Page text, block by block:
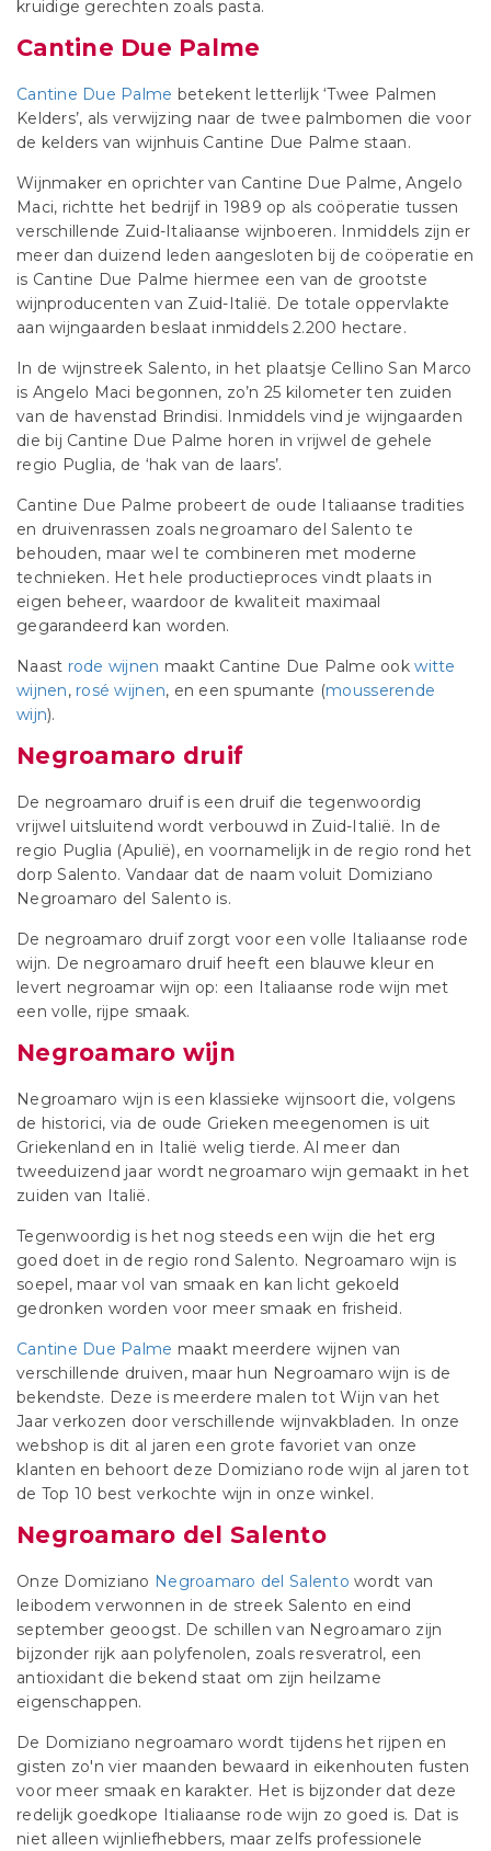
kruidige gerechten zoals pasta.
Cantine Due Palme
Cantine Due Palme betekent letterlijk ‘Twee Palmen
Kelders’, als verwijzing naar de twee palmbomen die voor
de kelders van wijnhuis Cantine Due Palme staan.
Wijnmaker en oprichter van Cantine Due Palme, Angelo
Maci, richtte het bedrijf in 1989 op als coöperatie tussen
verschillende Zuid-Italiaanse wijnboeren. Inmiddels zijn er
meer dan duizend leden aangesloten bij de coöperatie en
is Cantine Due Palme hiermee een van de grootste
wijnproducenten van Zuid-Italië. De totale oppervlakte
aan wijngaarden beslaat inmiddels 2.200 hectare.
In de wijnstreek Salento, in het plaatsje Cellino San Marco
is Angelo Maci begonnen, zo’n 25 kilometer ten zuiden
van de havenstad Brindisi. Inmiddels vind je wijngaarden
die bij Cantine Due Palme horen in vrijwel de gehele
regio Puglia, de ‘hak van de laars’.
Cantine Due Palme probeert de oude Italiaanse tradities
en druivenrassen zoals negroamaro del Salento te
behouden, maar wel te combineren met moderne
technieken. Het hele productieproces vindt plaats in
eigen beheer, waardoor de kwaliteit maximaal
gegarandeerd kan worden.
Naast rode wijnen maakt Cantine Due Palme ookwitte
wijnen, rosé wijnen, en een spumante (mousserende
wijn).
Negroamaro druif
De negroamaro druif is een druif die tegenwoordig
vrijwel uitsluitend wordt verbouwd in Zuid-Italië. In de
regio Puglia (Apulië), en voornamelijk in de regio rond het
dorp Salento. Vandaar dat de naam voluit Domiziano
Negroamaro del Salento is.
De negroamaro druif zorgt voor een volle Italiaanse rode
wijn. De negroamaro druif heeft een blauwe kleur en
levert negroamar wijn op: een Italiaanse rode wijn met
een volle, rijpe smaak.
Negroamaro wijn
Negroamaro wijn is een klassieke wijnsoort die, volgens
de historici, via de oude Grieken meegenomen is uit
Griekenland en in Italië welig tierde. Al meer dan
tweeduizend jaar wordt negroamaro wijn gemaakt in het
zuiden van Italië.
Tegenwoordig is het nog steeds een wijn die het erg
goed doet in de regio rond Salento. Negroamaro wijn is
soepel, maar vol van smaak en kan licht gekoeld
gedronken worden voor meer smaak en frisheid.
Cantine Due Palme maakt meerdere wijnen van
verschillende druiven, maar hun Negroamaro wijn is de
bekendste. Deze is meerdere malen tot Wijn van het
Jaar verkozen door verschillende wijnvakbladen. In onze
webshop is dit al jaren een grote favoriet van onze
klanten en behoort deze Domiziano rode wijn al jaren tot
de Top 10 best verkochte wijn in onze winkel.
Negroamaro del Salento
Onze Domiziano Negroamaro del Salento wordt van
leibodem verwonnen in de streek Salento en eind
september geoogst. De schillen van Negroamaro zijn
bijzonder rijk aan polyfenolen, zoals resveratrol, een
antioxidant die bekend staat om zijn heilzame
eigenschappen.
De Domiziano negroamaro wordt tijdens het rijpen en
gisten zo'n vier maanden bewaard in eikenhouten fusten
voor meer smaak en karakter. Het is bijzonder dat deze
redelijk goedkope Itialiaanse rode wijn zo goed is. Dat is
niet alleen wijnliefhebbers, maar zelfs professionele